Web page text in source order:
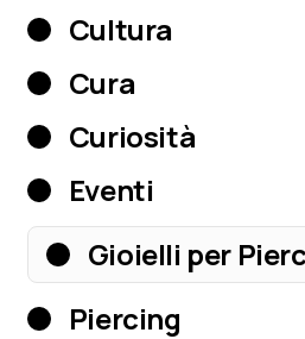
Cultura
Cura
Curiosità
Eventi
Gioielli per
Piercing